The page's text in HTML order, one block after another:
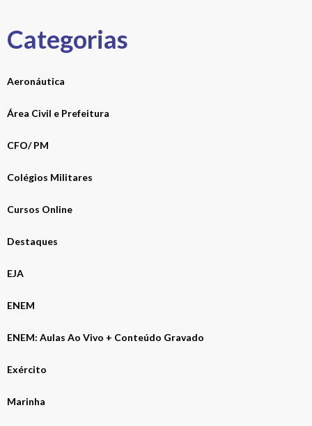
Categorias
Aeronáutica
Área Civil e Prefeitura
CFO/ PM
Colégios Militares
Cursos Online
Destaques
EJA
ENEM
ENEM: Aulas Ao Vivo + Conteúdo Gravado
Exército
Marinha